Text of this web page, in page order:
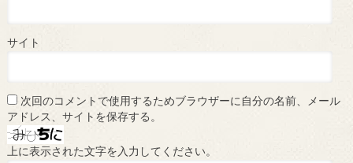
サイト
次回のコメントで使用するためブラウザーに自分の名前、メール
アドレス、サイトを保存する。
上に表示された文字を入力してください。